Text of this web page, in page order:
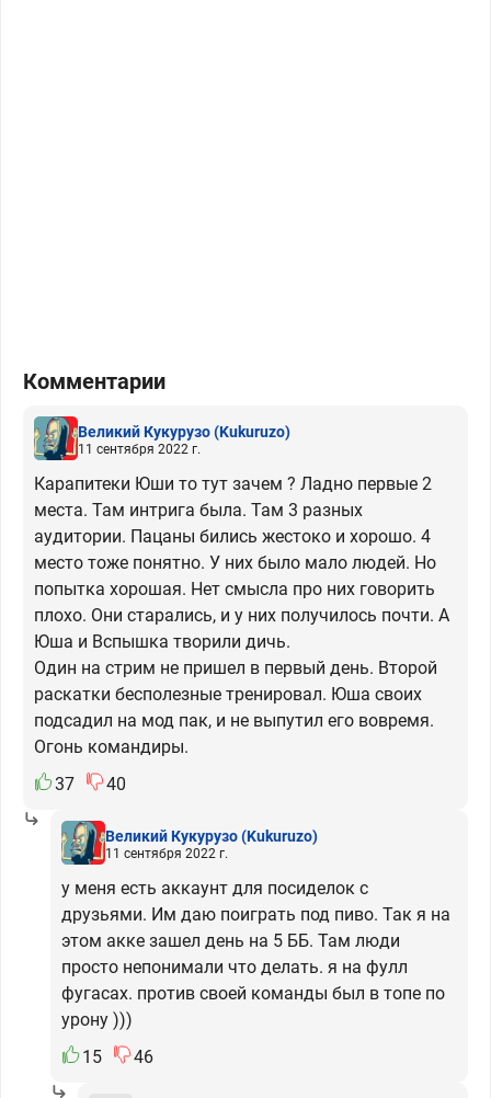
Комментарии
Великий Кукурузо(Kukuruzo)
11 сентября 2022 г.
Карапитеки Юши то тут зачем ? Ладно первые 2
места. Там интрига была. Там 3 разных
аудитории. Пацаны бились жестоко и хорошо. 4
место тоже понятно. У них было мало людей. Но
попытка хорошая. Нет смысла про них говорить
плохо. Они старались, и у них получилось почти. А
Юша и Вспышка творили дичь.
Один на стрим не пришел в первый день. Второй
раскатки бесполезные тренировал. Юша своих
подсадил на мод пак, и не выпутил его вовремя.
Огонь командиры.
37
40
Великий Кукурузо(Kukuruzo)
11 сентября 2022 г.
у меня есть аккаунт для посиделок с
друзьями. Им даю поиграть под пиво. Так я на
этом акке зашел день на 5 ББ. Там люди
просто непонимали что делать. я на фулл
фугасах. против своей команды был в топе по
урону )))
15
46